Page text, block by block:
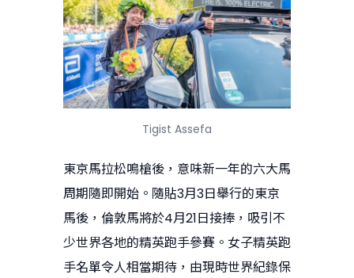
Tigist Assefa
東京馬拉松鳴槍後，意味新一年的六大馬
周期隨即開始。隨貼3月3日舉行的東京
馬後，倫敦馬將於4月21日接捧，吸引不
少世界各地的精英跑手參賽。女子精英跑
手名單令人相當期待，由現時世界紀錄保